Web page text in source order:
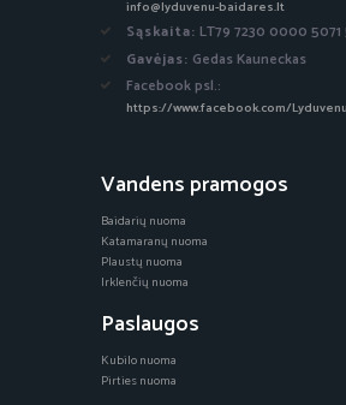
info@lyduvenu-baidares.lt
Sąskaita: LT79 7230 0000 5071
Gavėjas: Gedas Kauneckas
Facebook psl.:
https://www.facebook.com/
Vandens pramogos
Baidarių nuoma
Katamaranų nuoma
Plaustų nuoma
Irklenčių nuoma
Paslaugos
Kubilo nuoma
Pirties nuoma